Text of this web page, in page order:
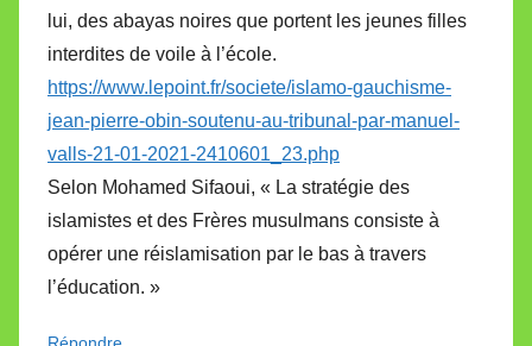
lui, des abayas noires que portent les jeunes filles
interdites de voile à l’école.
https://www.lepoint.fr/societe/islamo-gauchisme-
jean-pierre-obin-soutenu-au-tribunal-par-manuel-
valls-21-01-2021-2410601_23.php
Selon Mohamed Sifaoui, « La stratégie des
islamistes et des Frères musulmans consiste à
opérer une réislamisation par le bas à travers
l’éducation. »